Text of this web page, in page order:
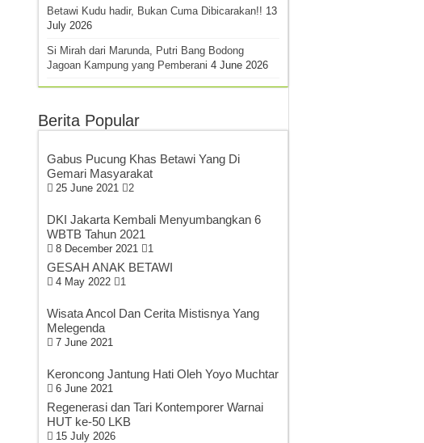
Betawi Kudu hadir, Bukan Cuma Dibicarakan!! 13
July 2026
Si Mirah dari Marunda, Putri Bang Bodong
Jagoan Kampung yang Pemberani 4 June 2026
Berita Popular
Gabus Pucung Khas Betawi Yang Di
Gemari Masyarakat
25 June 2021 2
DKI Jakarta Kembali Menyumbangkan 6
WBTB Tahun 2021
8 December 2021 1
GESAH ANAK BETAWI
4 May 2022 1
Wisata Ancol Dan Cerita Mistisnya Yang
Melegenda
7 June 2021
Keroncong Jantung Hati Oleh Yoyo Muchtar
6 June 2021
Regenerasi dan Tari Kontemporer Warnai
HUT ke-50 LKB
15 July 2026